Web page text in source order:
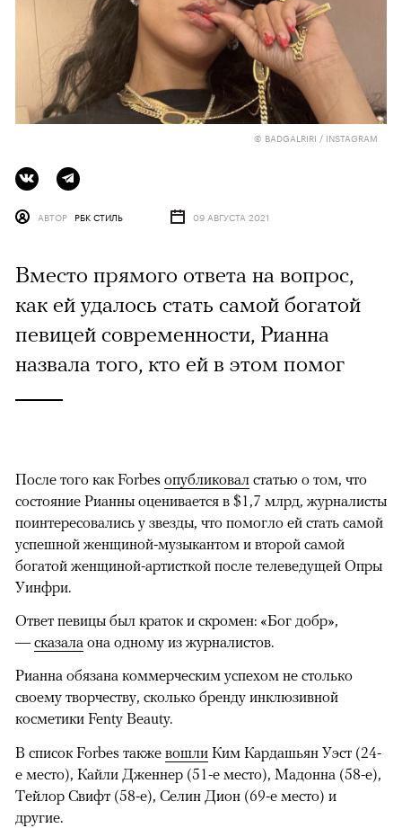
© BADGALRIRI / INSTAGRAM
АВТОР РБК СТИЛЬ 09 АВГУСТА 2021
Вместо прямого ответа на вопрос,
как ей удалось стать самой богатой
певицей современности, Рианна
назвала того, кто ей в этом помог
После того как Forbes опубликовал статью о том, что
состояние Рианны оценивается в $1,7 млрд, журналисты
поинтересовались у звезды, что помогло ей стать самой
успешной женщиной-музыкантом и второй самой
богатой женщиной-артисткой после телеведущей Опры
Уинфри.
Ответ певицы был краток и скромен: «Бог добр»,
— сказала она одному из журналистов.
Рианна обязана коммерческим успехом не столько
своему творчеству, сколько бренду инклюзивной
косметики Fenty Beauty.
В список Forbes также вошли Ким Кардашьян Уэст (24-
е место), Кайли Дженнер (51-е место), Мадонна (58-е),
Тейлор Свифт (58-е), Селин Дион (69-е место) и
другие.